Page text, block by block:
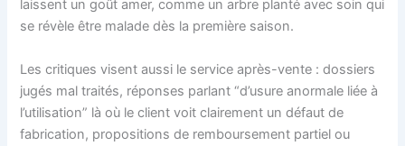
laissent un goût amer, comme un arbre planté avec soin qui
se révèle être malade dès la première saison.
Les critiques visent aussi le service après-vente : dossiers
jugés mal traités, réponses parlant “d’usure anormale liée à
l’utilisation” là où le client voit clairement un défaut de
fabrication, propositions de remboursement partiel ou